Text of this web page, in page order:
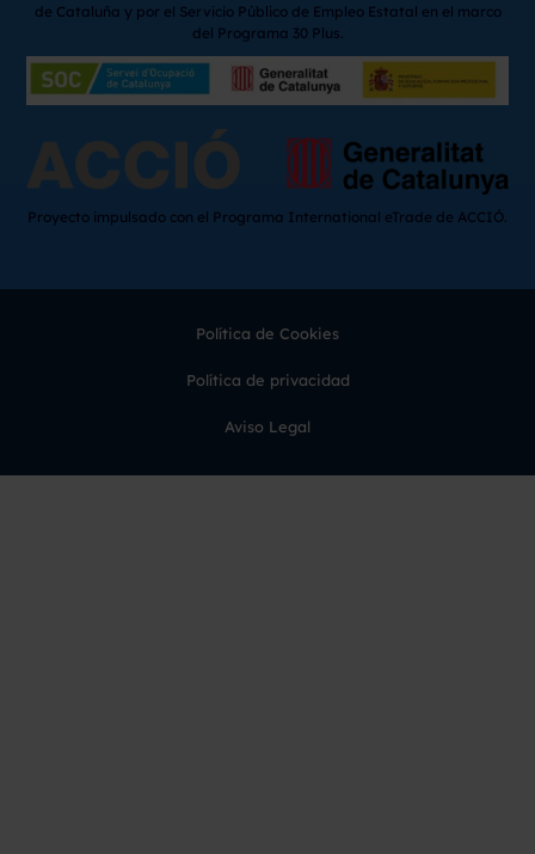
de Cataluña y por el Servicio Público de Empleo Estatal en el marco
del Programa 30 Plus.
Proyecto impulsado con el Programa International eTrade de ACCIÓ.
Política de Cookies
Política de privacidad
Aviso Legal